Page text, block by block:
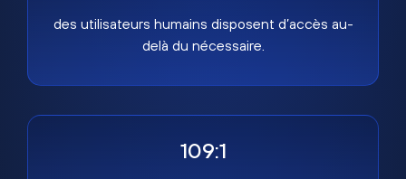
des utilisateurs humains disposent d’accès au-
delà du nécessaire.
109:1